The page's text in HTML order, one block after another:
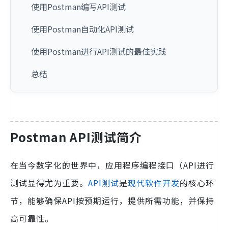
使用Postman编写API测试
使用Postman自动化API测试
使用Postman进行API测试的最佳实践
总结
Postman API测试简介
在当今数字化的世界中，应用程序编程接口（API进行
测试显得尤为重要。 API测试是现代软件开发的核心环
节，能够确保API按预期运行，提供所需功能，并保持
高可靠性。